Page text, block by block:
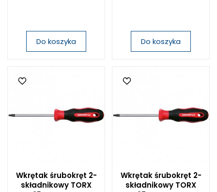
Do koszyka Do koszyka
Wkrętak śrubokręt 2-
składnikowy TORX
Wkrętak śrubokręt 2-
składnikowy TORX